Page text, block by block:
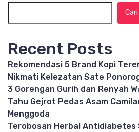
Cari
Recent Posts
Rekomendasi 5 Brand Kopi
Nikmati Kelezatan Sate
3 Gorengan Gurih dan Renyah
Tahu Gejrot Pedas Asam
Menggoda
Terobosan Herbal Antidiabetes